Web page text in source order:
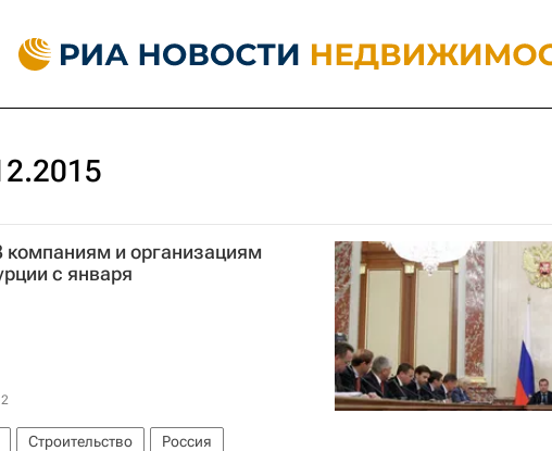
и организациям
с января
Строительство Россия